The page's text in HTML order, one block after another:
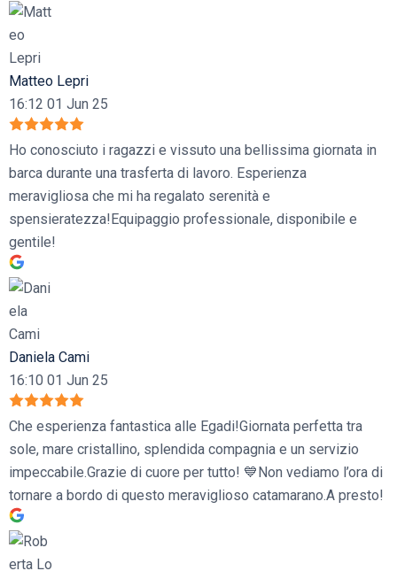
Matteo Lepri
16:12 01 Jun 25
Ho conosciuto i ragazzi e vissuto una bellissima giornata in
barca durante una trasferta di lavoro. Esperienza
meravigliosa che mi ha regalato serenità e
spensieratezza!Equipaggio professionale, disponibile e
gentile!
Daniela Cami
16:10 01 Jun 25
Che esperienza fantastica alle Egadi!Giornata perfetta tra
sole, mare cristallino, splendida compagnia e un servizio
impeccabile.Grazie di cuore per tutto! 💙Non vediamo l’ora di
tornare a bordo di questo meraviglioso catamarano.A presto!